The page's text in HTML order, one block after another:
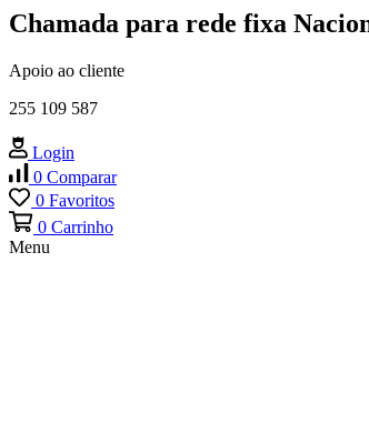
Chamada para rede fixa
Apoio ao cliente
255 109 587
Login
0 Comparar
0 Favoritos
0 Carrinho
Menu